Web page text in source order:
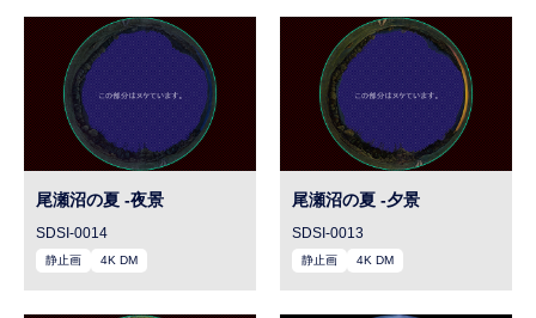
尾瀬沼の夏 -夜景
SDSI-0014
静止画 4K DM
尾瀬沼の夏 -夕景
SDSI-0013
静止画 4K DM